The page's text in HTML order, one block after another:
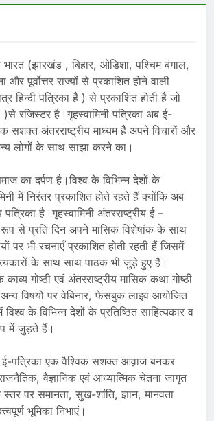
भारत (झारखंड , बिहार, ओडिशा, पश्चिम बंगाल,
पूर्वोत्तर राज्यों से प्रकाशित होने वाली
हिन्दी पत्रिका है ) से प्रकाशित होती है जो
रजिस्टर है।गृहस्वामिनी पत्रिका अब ई-
सशक्त अंतरराष्ट्रीय माध्यम है अपने विचारों और
लोगों के साथ साझा करने का।
का दर्पण है।विश्व के विभिन्न देशों के
में निरंतर प्रकाशित होते रहते हैं क्योंकि अब
पत्रिका है।गृहस्वामिनी अंतरराष्ट्रीय ई –
रूप से प्रति दिन अपने मासिक विशेषांक के साथ
पर भी रचनाएँ प्रकाशित होती रहती हैं जिसमें
के साथ साथ पाठक भी जुड़े हुए हैं।
काव्य गोष्ठी एवं अंतरराष्ट्रीय मासिक कथा गोष्ठी
विषयों पर वेबिनार, फेसबुक लाइव आयोजित
विश्व के विभिन्न देशों के प्रतिष्ठित साहित्यकार व
में जुड़ते हैं।
ई-पत्रिका एक वैश्विक सशक्त आव़ाज बनकर
वैज्ञानिक एवं आध्यात्मिक चेतना जागृत
पर समानता, सुख-शांति, ज्ञान, मानवता
भूमिका निभाएं।